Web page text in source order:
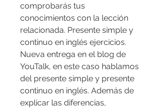
comprobarás tus
conocimientos con la lección
relacionada. Presente simple y
continuo en inglés ejercicios.
Nueva entrega en el blog de
YouTalk, en este caso hablamos
del presente simple y presente
continuo en inglés. Además de
explicar las diferencias,